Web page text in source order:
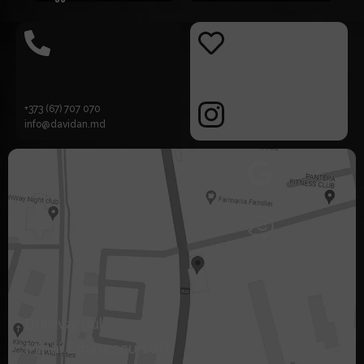
+373 (67) 707 070
info@davidan.md
Mihai Eminescu 10P